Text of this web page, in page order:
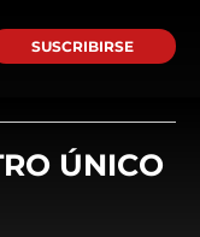
SUSCRIBIRSE
ÚNICO